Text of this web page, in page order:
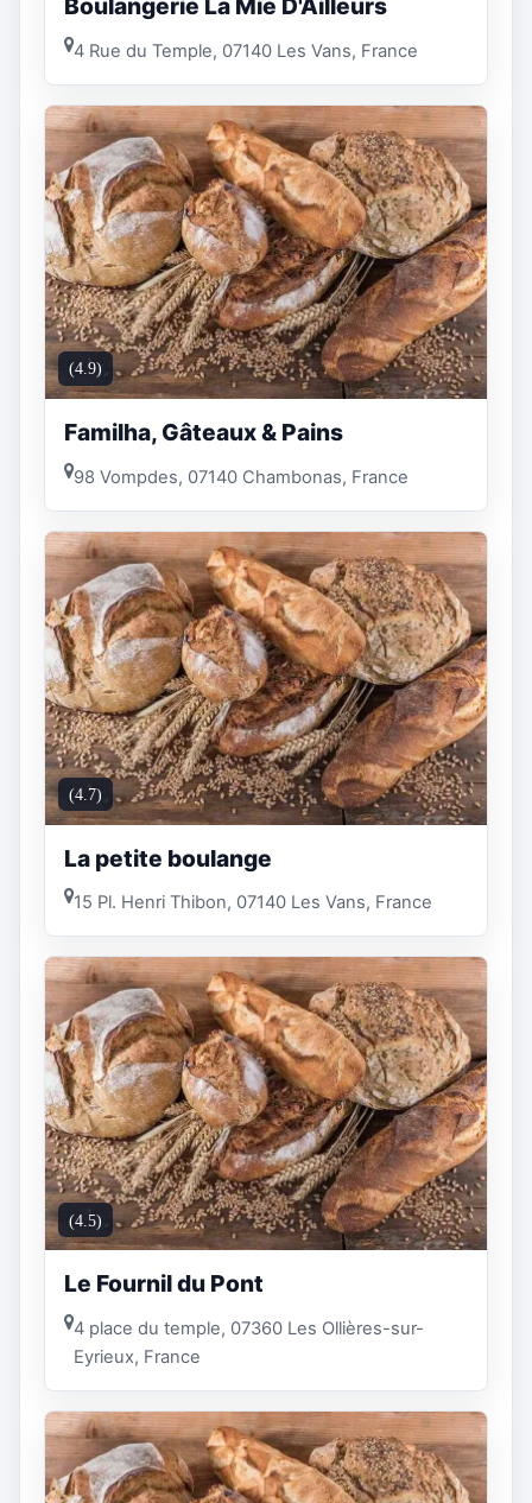
Boulangerie La Mie D'Ailleurs
4 Rue du Temple, 07140 Les Vans, France
(4.9)
Familha, Gâteaux & Pains
98 Vompdes, 07140 Chambonas, France
(4.7)
La petite boulange
15 Pl. Henri Thibon, 07140 Les Vans, France
(4.5)
Le Fournil du Pont
4 place du temple, 07360 Les Ollières-sur-
Eyrieux, France